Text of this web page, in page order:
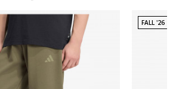
FALL '26